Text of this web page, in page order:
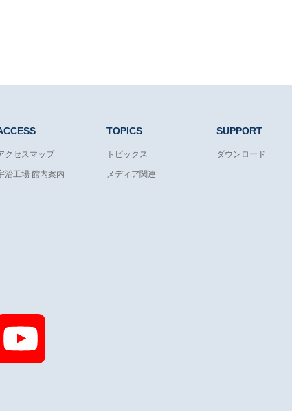
クセスマップ
治工場 館内案内
TOPICS
トピックス
メディア関連
SUPPORT
ダウンロード